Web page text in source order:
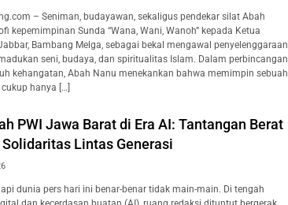
– Seniman, budayawan, sekaligus pendekar silat Abah
kepemimpinan Sunda “Wana, Wani, Wanoh” kepada Ketua
Bambang Melga, sebagai bekal mengawal penyelenggaraan
seni, budaya, dan spiritualitas Islam. Dalam perbincangan
kehangatan, Abah Nanu menekankan bahwa memimpin sebuah
hanya […]
PWI Jawa Barat di Era AI: Tantangan Berat
Lintas Generasi
dunia pers hari ini benar-benar tidak main-main. Di tengah